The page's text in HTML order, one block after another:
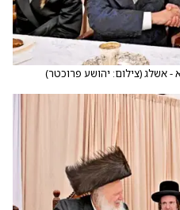
- אשלג(צילום: יהושע פרוכטר)